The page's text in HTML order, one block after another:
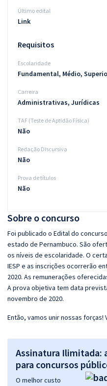
Sobre o concurso
Foi publicado o Edital do
estado de Pernambuco. São
os níveis de escolaridade. O
IESP e as inscrições ocorrerão
2020. As remunerações
A prova objetiva tem data
novembro de 2020.
Então, vamos unir nossas forças!
Assinatura Ilimitada:
para concursos
O melhor custo
Último edital
Link
Requisitos
Escolaridade
Fundamental, Médio,
Carreira
Administrativas, Jurídicas
TAF (Teste de Aptidão Física)
Não
Redação Discursiva
Não
Prova de títulos
Não